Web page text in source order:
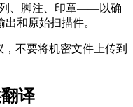
、脚注、印章——以确
和原始扫描件。
不要将机密文件上传到
译